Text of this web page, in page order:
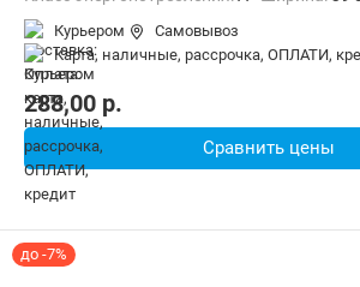
Курьером
Самовывоз
карта, наличные, рассрочка, ОПЛАТИ,
288,00 p.
Сравнить цены
до -7%